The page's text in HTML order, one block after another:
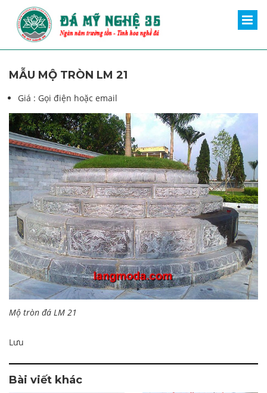
MẪU MỘ TRÒN LM 21
Giá : Gọi điện hoặc email
Mộ tròn đá LM 21
Lưu
Bài viết khác